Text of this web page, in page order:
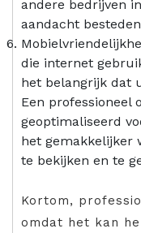
andere bedrijven
aandacht
die internet
het belangrijk dat
Een professioneel
geoptimaliseerd
het gemakkelijker
te bekijken en te
Kortom,
omdat het kan